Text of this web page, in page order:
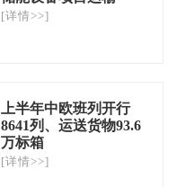
[详情>>]
上半年中欧班列开行
8641列、运送货物93.6
万标箱
[详情>>]